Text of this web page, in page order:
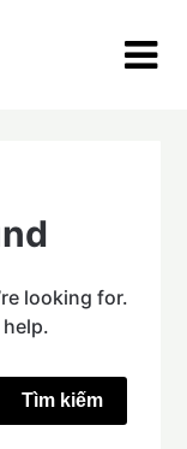
looking for.